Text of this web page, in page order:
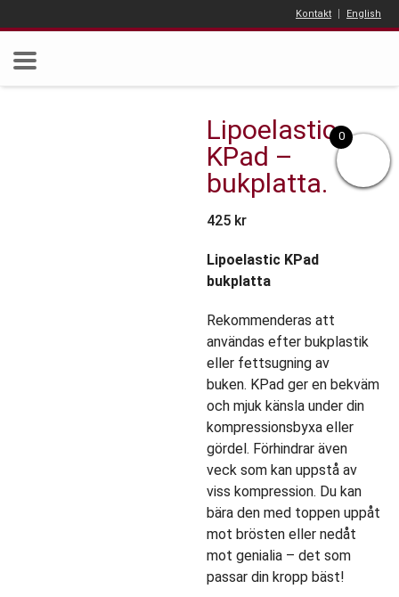
Kontakt English
Lipoelastic
KPad –
bukplatta.
425 kr
Lipoelastic KPad
bukplatta
Rekommenderas att
användas efter bukplastik
eller fettsugning av
buken. KPad ger en bekväm
och mjuk känsla under din
kompressionsbyxa eller
gördel. Förhindrar även
veck som kan uppstå av
viss kompression. Du kan
bära den med toppen uppåt
mot brösten eller nedåt
mot genialia – det som
passar din kropp bäst!
0